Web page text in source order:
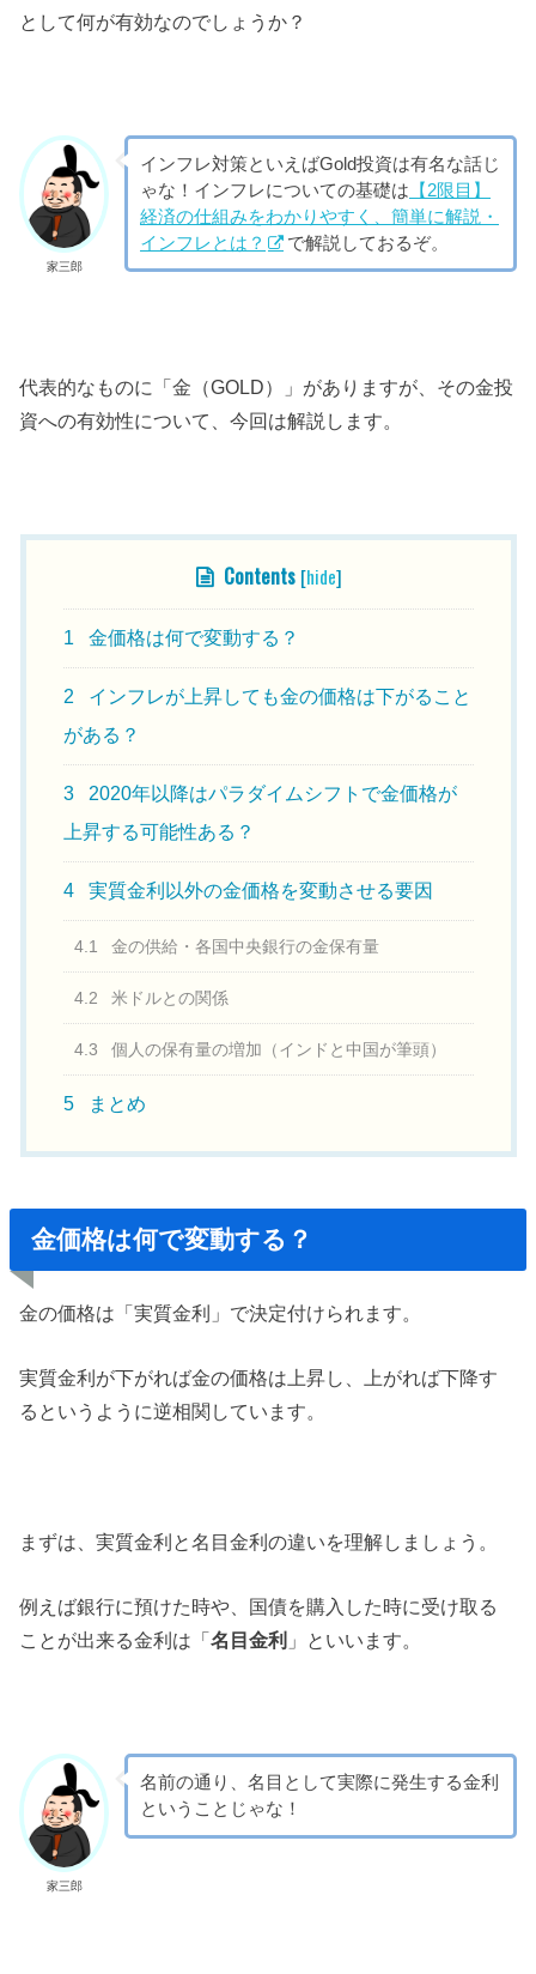
として何が有効なのでしょうか？
家三郎
インフレ対策といえばGold投資は有名な話じ
ゃな！インフレについての基礎は 【2限目】
経済の仕組みをわかりやすく、簡単に解説・
インフレとは？
で解説しておるぞ。
代表的なものに「金（GOLD）」がありますが、その金投
資への有効性について、今回は解説します。
Contents [hide]
1 金価格は何で変動する？
2
インフレが上昇しても金の価格は下がること
がある？
3
2020年以降はパラダイムシフトで金価格が
上昇する可能性ある？
4 実質金利以外の金価格を変動させる要因
4.1 金の供給・各国中央銀行の金保有量
4.2 米ドルとの関係
4.3 個人の保有量の増加（インドと中国が筆頭）
5 まとめ
金価格は何で変動する？
金の価格は「実質金利」で決定付けられます。
実質金利が下がれば金の価格は上昇し、上がれば下降す
るというように逆相関しています。
まずは、実質金利と名目金利の違いを理解しましょう。
例えば銀行に預けた時や、国債を購入した時に受け取る
ことが出来る金利は「名目金利 」といいます。
家三郎
名前の通り、名目として実際に発生する金利
ということじゃな！